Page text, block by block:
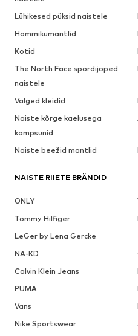
Lühikesed püksid naistele
Hommikumantlid
Kotid
The North Face spordijoped
naistele
Valged kleidid
Naiste kõrge kaelusega
kampsunid
Naiste beežid mantlid
NAISTE RIIETE BRÄNDID
ONLY
Tommy Hilfiger
LeGer by Lena Gercke
NA-KD
Calvin Klein Jeans
PUMA
Vans
Nike Sportswear